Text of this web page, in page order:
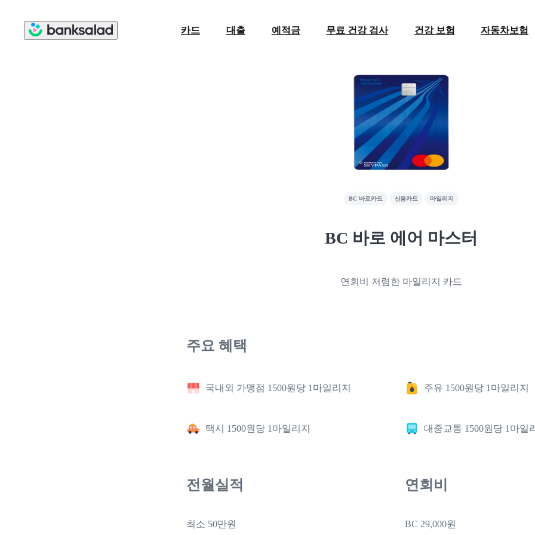
카드 대출 예적금 무료 건강 검사 건강 보험 자동차보험
BC 바로카드 신용카드 마일리지
BC 바로 에어 마스터
연회비 저렴한 마일리지 카드
주요 혜택
국내외 가맹점 1500원당 1마일리지 주유 1500원당 1마일리지
택시 1500원당 1마일리지 대중교통 1500원당 1마일
전월실적
최소 50만원
연회비
BC 29,000원